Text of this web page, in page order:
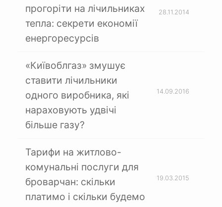
прогоріти на лічильниках
тепла: секрети економії
енергоресурсів
28.11.2014
«Київоблгаз» змушує
ставити лічильники
одного виробника, які
нараховують удвічі
більше газу?
14.09.2016
Тарифи на житлово-
комунальні послуги для
броварчан: скільки
платимо і скільки будемо
19.03.2015